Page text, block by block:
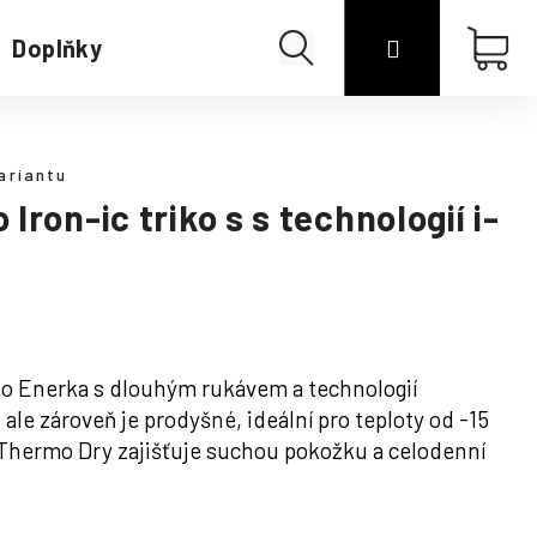
Doplňky Hledat Přihlášení
Iron-ic triko s s technologií i-
Enerka s dlouhým rukávem a technologií
zároveň je prodyšné, ideální pro teploty od -15
Dry zajišťuje suchou pokožku a celodenní